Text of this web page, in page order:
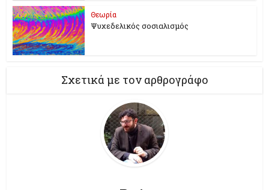
Θεωρία
Ψυχεδελικός σοσιαλισμός
Σχετικά με τον αρθρογράφο